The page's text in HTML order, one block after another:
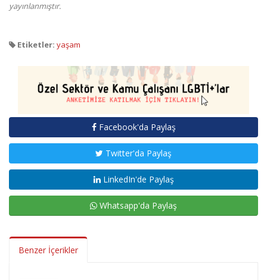
yayınlanmıştır.
Etiketler: yaşam
Facebook'da Paylaş
Twitter'da Paylaş
LinkedIn'de Paylaş
Whatsapp'da Paylaş
Benzer İçerikler